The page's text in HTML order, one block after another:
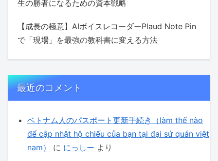
生の勝者になるための資本戦略
【成長の極意】AIボイスレコーダーPlaud Note Pin
で「現場」を最強の教科書に変える方法
最近のコメント
ベトナム人のパスポート更新手続き（làm thế nào
để cập nhật hộ chiếu của bạn tại đại sứ quán việt
nam）
に にっしー より